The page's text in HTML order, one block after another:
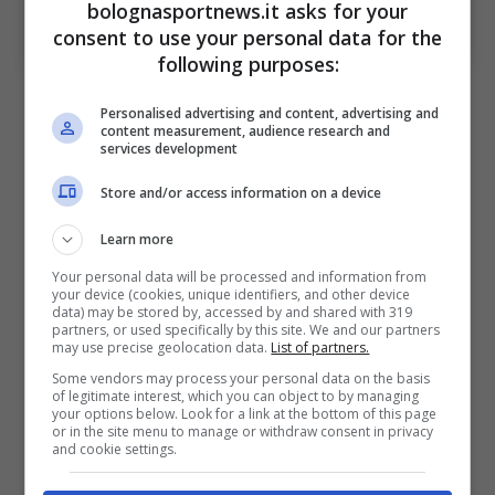
(Photo by Juan Manuel Serrano Arce/Getty Images Via
OneFootball)
guadagnandosi anche di debuttare con il
l’emergenza momentanea nel reparto
Alonso decise di affidarsi alla rapidità e alle
letture del classe 2006. La sua crescita
culmina in questo anno con la vittoria della
Uefa Youth Leaguecon ilReal Madrid under
19, pur non avendo giocato la finale poi vinta
contro ilBrugese non essendo convocato in
quattro partite della fase ai gironi. Nella
competizione raccoglie quattro presenze
bolognasportnews.it asks for your
consent to use your personal data for the
following purposes:
Personalised advertising and content, advertising and
content measurement, audience research and
services development
Store and/or access information on a device
Learn more
Your personal data will be processed and information from
your device (cookies, unique identifiers, and other device
data) may be stored by, accessed by and shared with 319
partners, or used specifically by this site. We and our partners
may use precise geolocation data. List of partners.
Some vendors may process your personal data on the basis
of legitimate interest, which you can object to by managing
your options below. Look for a link at the bottom of this page
or in the site menu to manage or withdraw consent in privacy
and cookie settings.